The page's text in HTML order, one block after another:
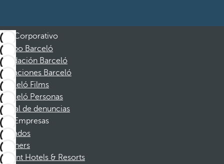
Corporativo
Grupo Barceló
Fundación Barceló
Vacaciones Barceló
Barceló Films
Barceló Personas
Canal de denuncias
Empresas
Afiliados
Partners
Dorint Hotels & Resorts